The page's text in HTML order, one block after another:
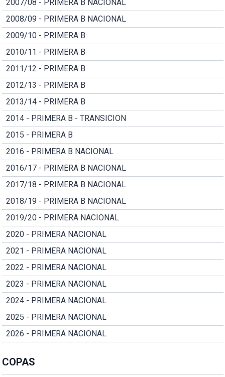
2007/08 - PRIMERA B NACIONAL
2008/09 - PRIMERA B NACIONAL
2009/10 - PRIMERA B
2010/11 - PRIMERA B
2011/12 - PRIMERA B
2012/13 - PRIMERA B
2013/14 - PRIMERA B
2014 - PRIMERA B - TRANSICION
2015 - PRIMERA B
2016 - PRIMERA B NACIONAL
2016/17 - PRIMERA B NACIONAL
2017/18 - PRIMERA B NACIONAL
2018/19 - PRIMERA B NACIONAL
2019/20 - PRIMERA NACIONAL
2020 - PRIMERA NACIONAL
2021 - PRIMERA NACIONAL
2022 - PRIMERA NACIONAL
2023 - PRIMERA NACIONAL
2024 - PRIMERA NACIONAL
2025 - PRIMERA NACIONAL
2026 - PRIMERA NACIONAL
COPAS